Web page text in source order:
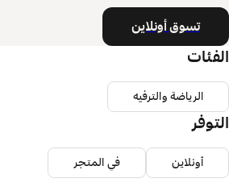
تسوق أونلاين
الفئات
الرياضة والترفيه
التوفر
أونلاين في المتجر